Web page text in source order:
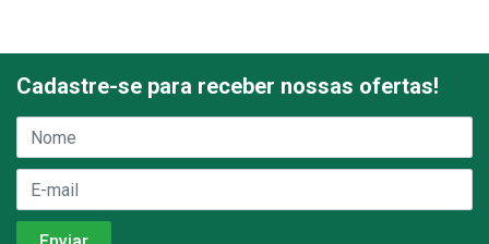
Cadastre-se para receber nossas ofertas!